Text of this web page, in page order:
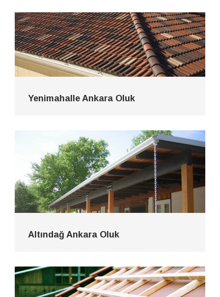
Yenimahalle Ankara Oluk
Altındağ Ankara Oluk